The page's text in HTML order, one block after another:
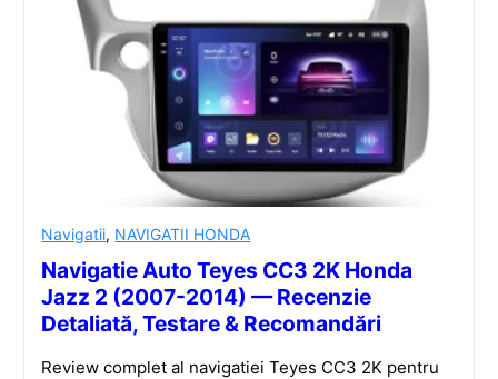
Navigatii, NAVIGATII HONDA
Navigatie Auto Teyes CC3 2K Honda
Jazz 2 (2007-2014) — Recenzie
Detaliată, Testare & Recomandări
Review complet al navigatiei Teyes CC3 2K pentru